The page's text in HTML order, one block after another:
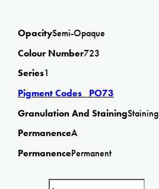
OpacitySemi-Opaque
Colour Number723
Series1
Pigment Codes PO73
Granulation And StainingStaining
PermanenceA
PermanencePermanent